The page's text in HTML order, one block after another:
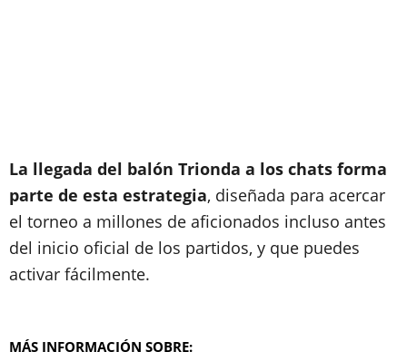
La llegada del balón Trionda a los chats forma
parte de esta estrategia, diseñada para acercar
el torneo a millones de aficionados incluso antes
del inicio oficial de los partidos, y que puedes
activar fácilmente.
MÁS INFORMACIÓN SOBRE: